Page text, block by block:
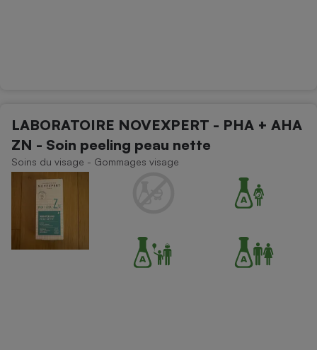
LABORATOIRE NOVEXPERT - PHA + AHA
ZN - Soin peeling peau nette
Soins du visage - Gommages visage